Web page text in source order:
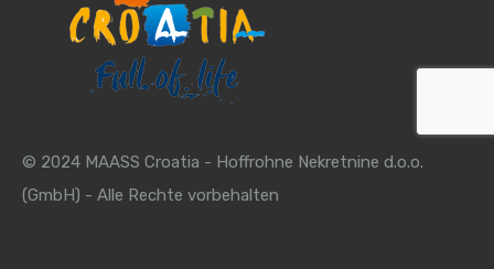
© 2024 MAASS Croatia - Hoffrohne Nekretnine d.o.o.
(GmbH) - Alle Rechte vorbehalten